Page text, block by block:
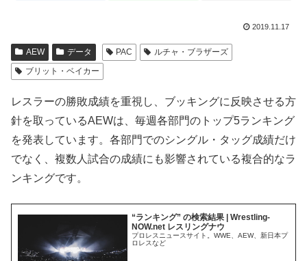
2019.11.17
AEW データ PAC
ルチャ・ブラザーズ
ブリット・ベイカー
レスラーの勝敗成績を重視し、ブッキングに反映させる方
針を取っているAEWは、毎週各部門のトップ5ランキング
を発表しています。各部門でのシングル・タッグ成績だけ
でなく、複数人試合の成績にも影響されている複合的なラ
ンキングです。
“ランキング” の検索結果 | Wrestling-
NOW.net レスリングナウ
プロレスニュースサイト。WWE、AEW、新日本プ
ロレスなど